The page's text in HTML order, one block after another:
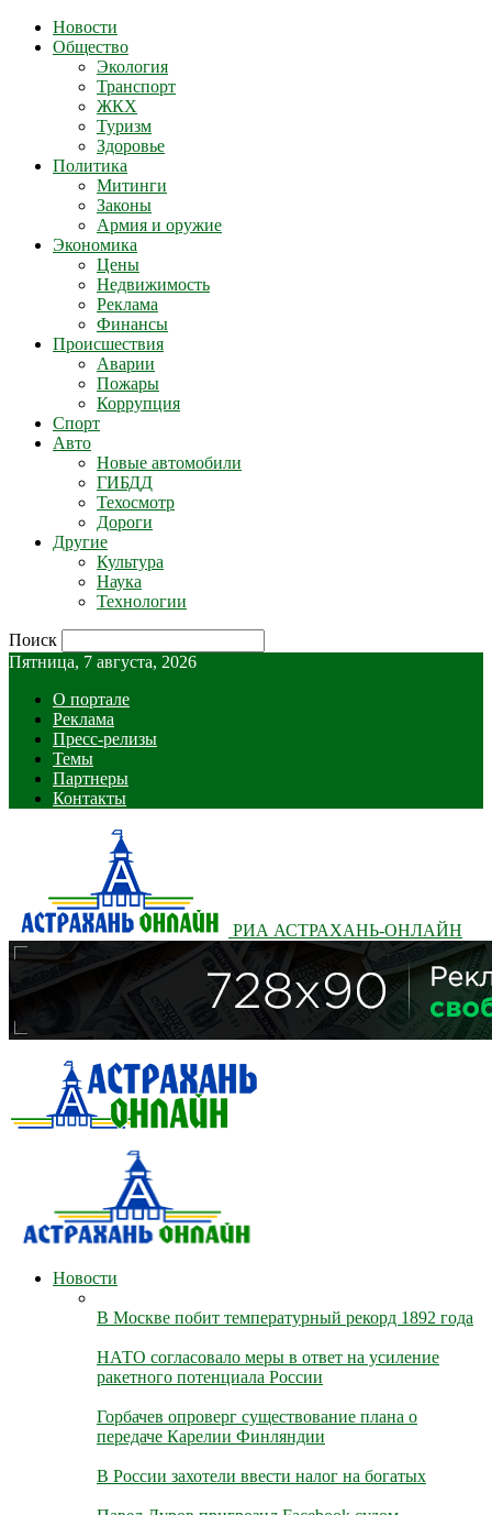
Новости
Общество
Экология
Транспорт
ЖКХ
Туризм
Здоровье
Политика
Митинги
Законы
Армия и оружие
Экономика
Цены
Недвижимость
Реклама
Финансы
Происшествия
Аварии
Пожары
Коррупция
Спорт
Авто
Новые автомобили
ГИБДД
Техосмотр
Дороги
Другие
Культура
Наука
Технологии
Поиск
Пятница, 7 августа, 2026
О портале
Реклама
Пресс-релизы
Темы
Партнеры
Контакты
РИА АСТРАХАНЬ-ОНЛАЙН
Новости
В Москве побит температурный рекорд 1892 года
НАТО согласовало меры в ответ на усиление
ракетного потенциала России
Горбачев опроверг существование плана о
передаче Карелии Финляндии
В России захотели ввести налог на богатых